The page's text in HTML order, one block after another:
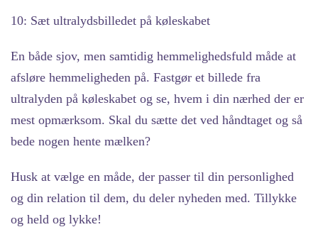
10: Sæt ultralydsbilledet på køleskabet
En både sjov, men samtidig hemmelighedsfuld måde at
afsløre hemmeligheden på. Fastgør et billede fra
ultralyden på køleskabet og se, hvem i din nærhed der er
mest opmærksom. Skal du sætte det ved håndtaget og så
bede nogen hente mælken?
Husk at vælge en måde, der passer til din personlighed
og din relation til dem, du deler nyheden med. Tillykke
og held og lykke!